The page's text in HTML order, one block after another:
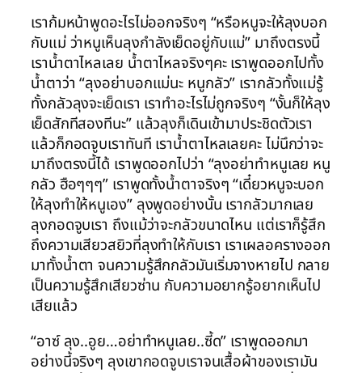
เราก้มหน้าพูดอะไรไม่ออกจริงๆ “หรือหนูจะให้ลุงบอก
กับแม่ ว่าหนูเห็นลุงกำลังเย็ดอยู่กับแม่” มาถึงตรงนี้
เราน้ำตาไหลเลย น้ำตาไหลจริงๆคะ เราพูดออกไปทั้ง
น้ำตาว่า “ลุงอย่าบอกแม่นะ หนูกลัว” เรากลัวทั้งแม่รู้
ทั้งกลัวลุงจะเย็ดเรา เราทำอะไรไม่ถูกจริงๆ “งั้นก็ให้ลุง
เย็ดสักทีสองทีนะ” แล้วลุงก็เดินเข้ามาประชิดตัวเรา
แล้วก็กอดจูบเราทันที เราน้ำตาไหลเลยคะ ไม่นึกว่าจะ
มาถึงตรงนี้ได้ เราพูดออกไปว่า “ลุงอย่าทำหนูเลย หนู
กลัว ฮือๆๆๆ” เราพูดทั้งน้ำตาจริงๆ “เดี๋ยวหนูจะบอก
ให้ลุงทำให้หนูเอง” ลุงพูดอย่างนั้น เรากลัวมากเลย
ลุงกอดจูบเรา ถึงแม้ว่าจะกลัวขนาดไหน แต่เราก็รู้สึก
ถึงความเสียวสยิวที่ลุงทำให้กับเรา เราเผลอครางออก
มาทั้งน้ำตา จนความรู้สึกกลัวมันเริ่มจางหายไป กลาย
เป็นความรู้สึกเสียวซ่าน กับความอยากรู้อยากเห็นไป
เสียแล้ว
“อาซ์ ลุง..อูย…อย่าทำหนูเลย..ซี้ด” เราพูดออกมา
อย่างนี้จริงๆ ลุงเขากอดจูบเราจนเสื้อผ้าของเรามัน